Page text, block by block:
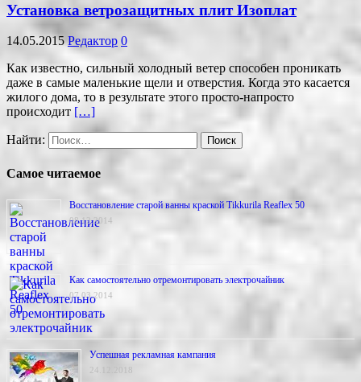
Установка ветрозащитных плит Изоплат
14.05.2015 Редактор 0
Как известно, сильный холодный ветер способен проникать
даже в самые маленькие щели и отверстия. Когда это касается
жилого дома, то в результате этого просто-напросто
происходит […]
Найти:
Самое читаемое
Восстановление старой ванны краской Tikkurila Reaflex 50
08.12.2014
Как самостоятельно отремонтировать электрочайник
07.03.2014
Успешная рекламная кампания
24.12.2018